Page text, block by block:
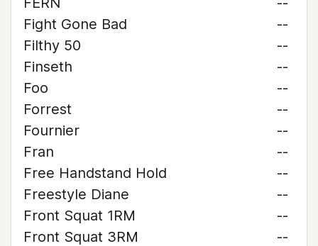
Fight Gone Bad
--
Filthy 50
--
Finseth
--
Foo
--
Forrest
--
Fournier
--
Fran
--
Free Handstand Hold
--
Freestyle Diane
--
Front Squat 1RM
--
Front Squat 3RM
--